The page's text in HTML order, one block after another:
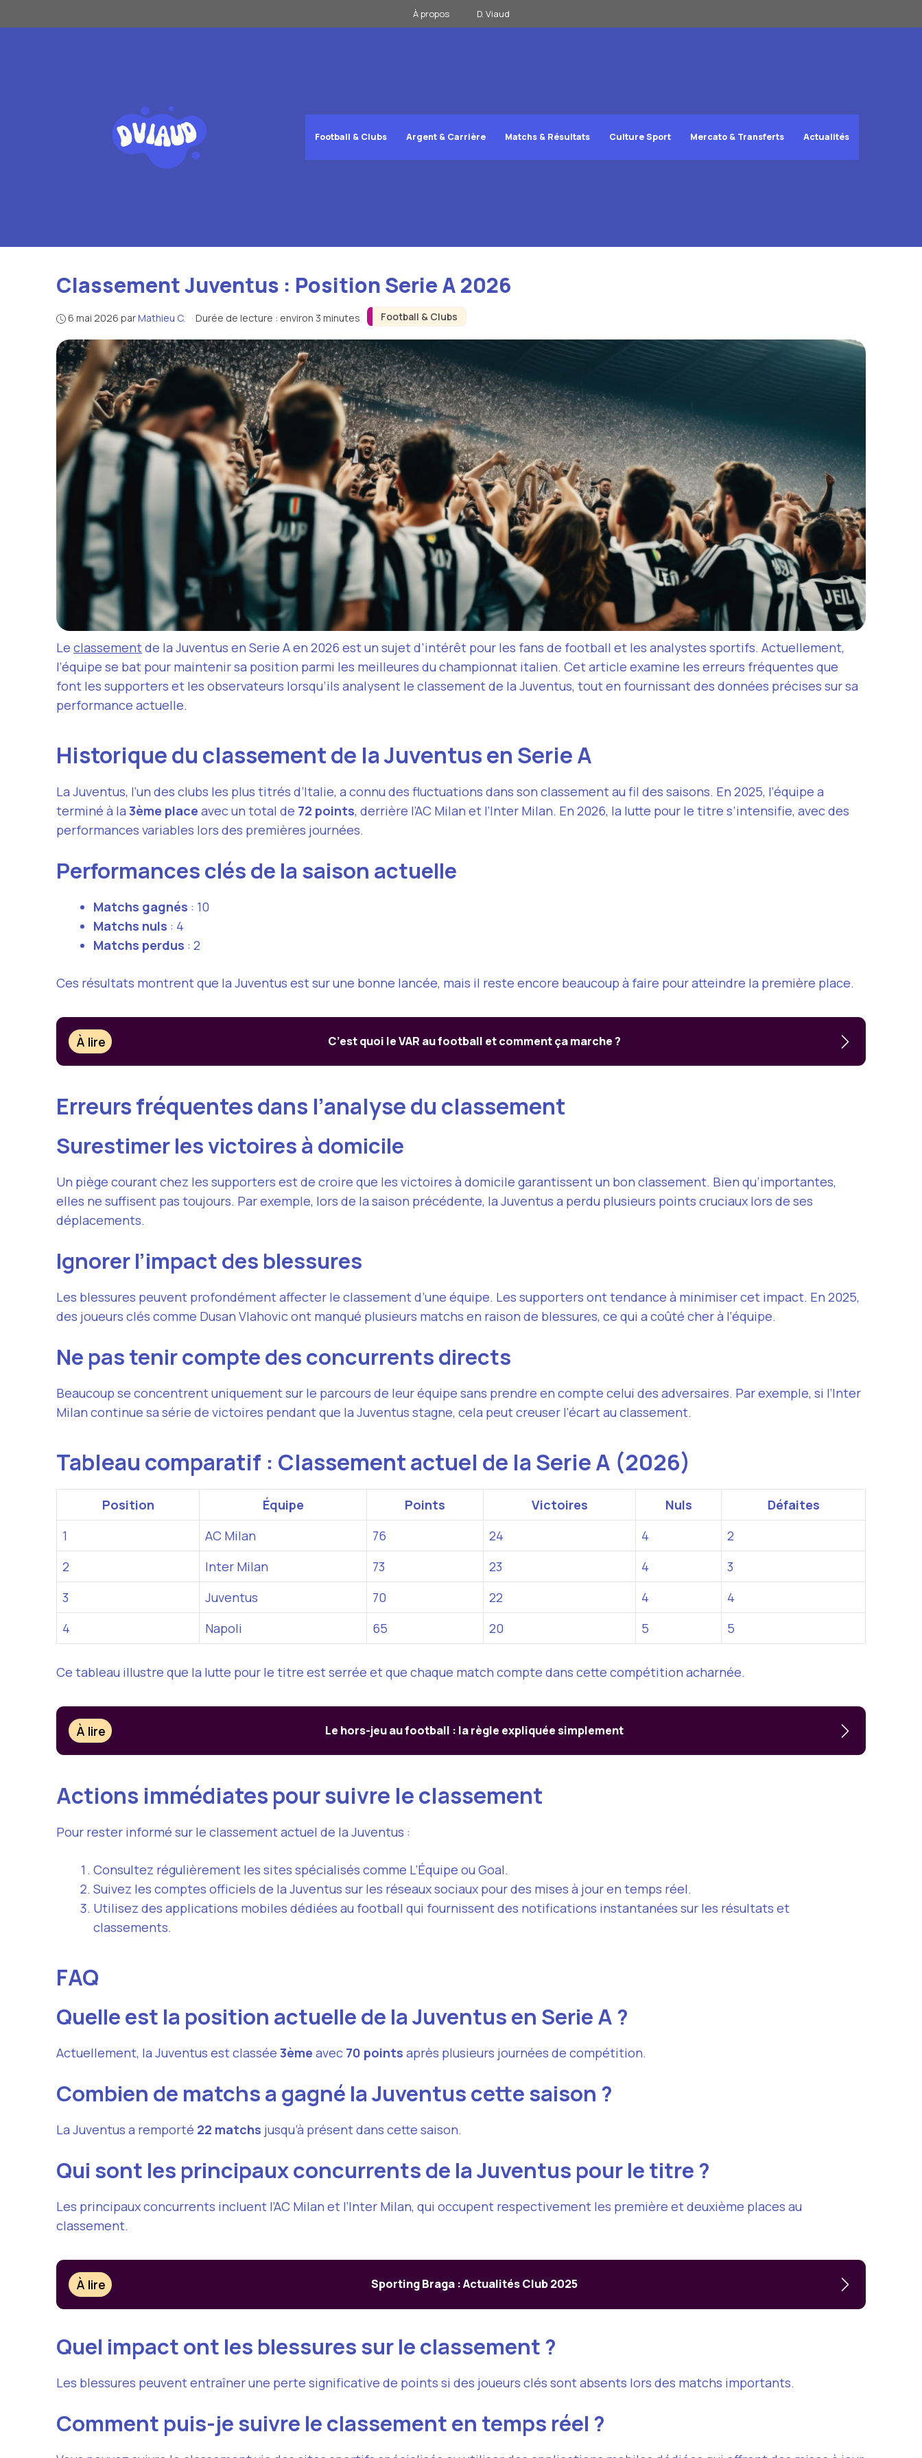
au
À propos D. Viaud
Football & Clubs Argent & Carrière Matchs & Résultats Culture Sport Mercato & Transferts Actualités
Football & Clubs
Classement Juventus : Position Serie A 2026
6 mai 2026 parMathieu C. · Durée de lecture : environ 3 minutes
Le classementde la Juventus en Serie A en 2026 est un sujet d’intérêt pour les fans de football et les analystes sportifs. Actuellement,
l’équipe se bat pour maintenir sa position parmi les meilleures du championnat italien. Cet article examine les erreurs fréquentes que
font les supporters et les observateurs lorsqu’ils analysent le classement de la Juventus, tout en fournissant des données précises sur sa
performance actuelle.
Historique du classement de la Juventus en Serie A
La Juventus, l’un des clubs les plus titrés d’Italie, a connu des fluctuations dans son classement au fil des saisons. En 2025, l’équipe a
terminé à la 3ème place avec un total de 72 points, derrière l’AC Milan et l’Inter Milan. En 2026, la lutte pour le titre s’intensifie, avec des
performances variables lors des premières journées.
Performances clés de la saison actuelle
Matchs gagnés : 10
Matchs nuls : 4
Matchs perdus : 2
Ces résultats montrent que la Juventus est sur une bonne lancée, mais il reste encore beaucoup à faire pour atteindre la première place.
À lire C’est quoi le VAR au football et comment ça marche ?
Erreurs fréquentes dans l’analyse du classement
Surestimer les victoires à domicile
Un piège courant chez les supporters est de croire que les victoires à domicile garantissent un bon classement. Bien qu’importantes,
elles ne suffisent pas toujours. Par exemple, lors de la saison précédente, la Juventus a perdu plusieurs points cruciaux lors de ses
déplacements.
Ignorer l’impact des blessures
Les blessures peuvent profondément affecter le classement d’une équipe. Les supporters ont tendance à minimiser cet impact. En 2025,
des joueurs clés comme Dusan Vlahovic ont manqué plusieurs matchs en raison de blessures, ce qui a coûté cher à l’équipe.
Ne pas tenir compte des concurrents directs
Beaucoup se concentrent uniquement sur le parcours de leur équipe sans prendre en compte celui des adversaires. Par exemple, si l’Inter
Milan continue sa série de victoires pendant que la Juventus stagne, cela peut creuser l’écart au classement.
Tableau comparatif : Classement actuel de la Serie A (2026)
Position Équipe Points Victoires Nuls
Défaites
1
AC Milan 76 24 4
2
2
Inter Milan 73 23 4
3
3
Juventus 70 22 4
4
4
Napoli 65 20 5 5
Ce tableau illustre que la lutte pour le titre est serrée et que chaque match compte dans cette compétition acharnée.
À lire Le hors-jeu au football : la règle expliquée simplement
Actions immédiates pour suivre le classement
Pour rester informé sur le classement actuel de la Juventus :
Consultez régulièrement les sites spécialisés comme L’Équipe ou Goal.
Suivez les comptes officiels de la Juventus sur les réseaux sociaux pour des mises à jour en temps réel.
Utilisez des applications mobiles dédiées au football qui fournissent des notifications instantanées sur les résultats et
classements.
FAQ
Quelle est la position actuelle de la Juventus en Serie A ?
Actuellement, la Juventus est classée 3ème avec 70 points après plusieurs journées de compétition.
Combien de matchs a gagné la Juventus cette saison ?
La Juventus a remporté 22 matchs jusqu’à présent dans cette saison.
Qui sont les principaux concurrents de la Juventus pour le titre ?
Les principaux concurrents incluent l’AC Milan et l’Inter Milan, qui occupent respectivement les première et deuxième places au
classement.
À lire Sporting Braga : Actualités Club 2025
Quel impact ont les blessures sur le classement ?
Les blessures peuvent entraîner une perte significative de points si des joueurs clés sont absents lors des matchs importants.
Comment puis-je suivre le classement en temps réel ?